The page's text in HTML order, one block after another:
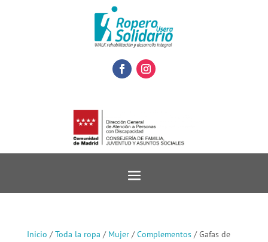
Inicio /Toda la ropa / Mujer/Complementos/ Gafas de